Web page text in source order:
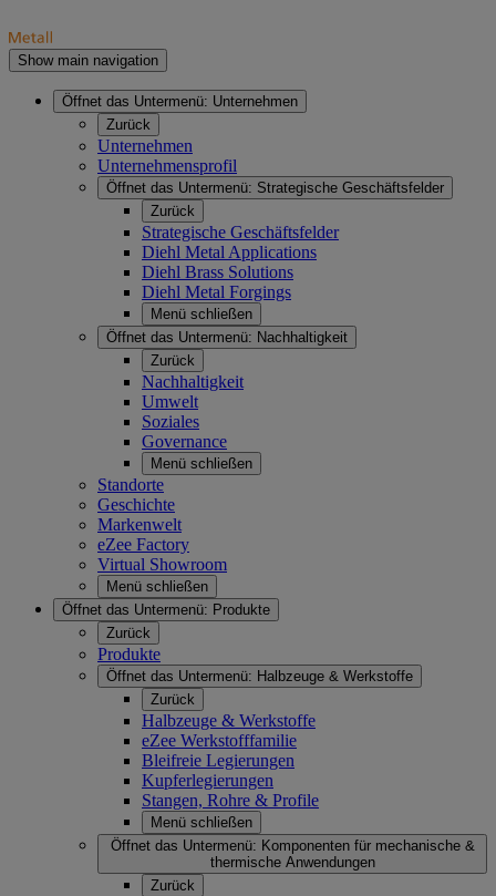
Show main navigation
Öffnet das Untermenü: Unternehmen
Zurück
Unternehmen
Unternehmensprofil
Öffnet das Untermenü: Strategische Geschäftsfelder
Zurück
Strategische Geschäftsfelder
Diehl Metal Applications
Diehl Brass Solutions
Diehl Metal Forgings
Menü schließen
Öffnet das Untermenü: Nachhaltigkeit
Zurück
Nachhaltigkeit
Umwelt
Soziales
Governance
Menü schließen
Standorte
Geschichte
Markenwelt
eZee Factory
Virtual Showroom
Menü schließen
Öffnet das Untermenü: Produkte
Zurück
Produkte
Öffnet das Untermenü: Halbzeuge & Werkstoffe
Zurück
Halbzeuge & Werkstoffe
eZee Werkstofffamilie
Bleifreie Legierungen
Kupferlegierungen
Stangen, Rohre & Profile
Menü schließen
Öffnet das Untermenü: Komponenten für mechanische &
thermische Anwendungen
Zurück